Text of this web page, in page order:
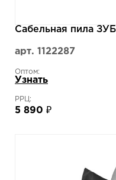
Сабельная пила
арт. 1122287
Оптом:
Узнать
РРЦ:
5 890 ₽